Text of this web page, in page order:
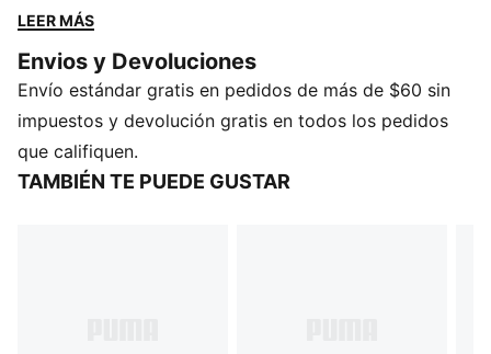
saque inicial hasta el silbato final. El ajuste regular
para que puedas mantener la concentración, ya sea
creando oportunidades o celebrando cada victoria.
CARACTERÍSTICAS Y BENEFICIOS
CONTROL DE LA HUMEDAD: Los tejidos técnicos
dryCELL absorben la humedad de la piel para
LEER MÁS
Envios y Devoluciones
Envío estándar gratis en pedidos de más de $60 sin
impuestos y devolución gratis en todos los pedidos
que califiquen.
TAMBIÉN TE PUEDE GUSTAR